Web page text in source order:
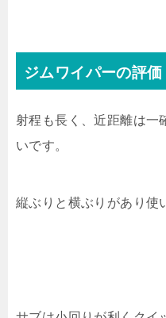
ジムワイパーの評
射程も長く、近距離は一
いです。
縦ぶりと横ぶりがあり使